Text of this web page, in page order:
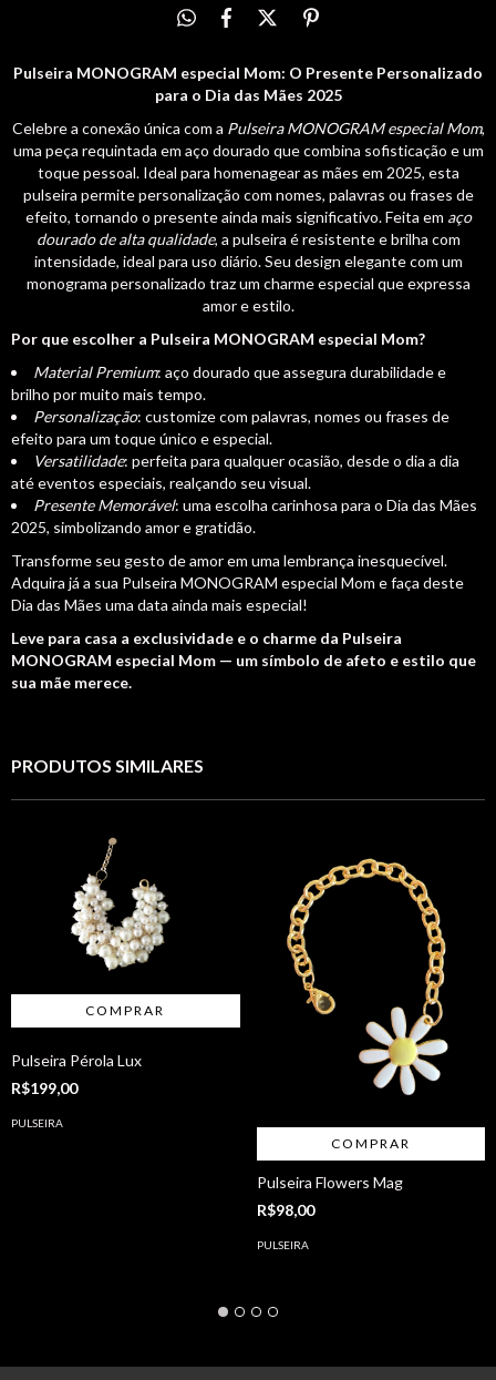
Pulseira MONOGRAM especial Mom: O Presente Personalizado
para o Dia das Mães 2025
Celebre a conexão única com a Pulseira MONOGRAM especial Mom,
uma peça requintada em aço dourado que combina sofisticação e um
toque pessoal. Ideal para homenagear as mães em 2025, esta
pulseira permite personalização com nomes, palavras ou frases de
efeito, tornando o presente ainda mais significativo. Feita em aço
dourado de alta qualidade, a pulseira é resistente e brilha com
intensidade, ideal para uso diário. Seu design elegante com um
monograma personalizado traz um charme especial que expressa
amor e estilo.
Por que escolher a Pulseira MONOGRAM especial Mom?
Material Premium: aço dourado que assegura durabilidade e
brilho por muito mais tempo.
Personalização: customize com palavras, nomes ou frases de
efeito para um toque único e especial.
Versatilidade: perfeita para qualquer ocasião, desde o dia a dia
até eventos especiais, realçando seu visual.
Presente Memorável: uma escolha carinhosa para o Dia das Mães
2025, simbolizando amor e gratidão.
Transforme seu gesto de amor em uma lembrança inesquecível.
Adquira já a sua Pulseira MONOGRAM especial Mom e faça deste
Dia das Mães uma data ainda mais especial!
Leve para casa a exclusividade e o charme da Pulseira
MONOGRAM especial Mom — um símbolo de afeto e estilo que
sua mãe merece.
PRODUTOS SIMILARES
Pulseira Pérola Lux
R$199,00
PULSEIRA
COMPRAR
Pulseira Flowers Mag
R$98,00
PULSEIRA